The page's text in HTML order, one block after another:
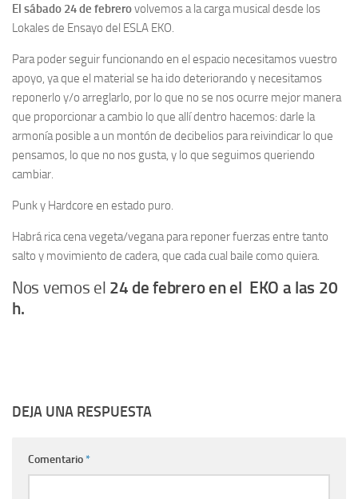
El sábado 24 de febrerovolvemos a la carga musical desde los
Lokales de Ensayo del ESLA EKO.
Para poder seguir funcionando en el espacio necesitamos vuestro
apoyo, ya que el material se ha ido deteriorando y necesitamos
reponerlo y/o arreglarlo, por lo que no se nos ocurre mejor manera
que proporcionar a cambio lo que allí dentro hacemos: darle la
armonía posible a un montón de decibelios para reivindicar lo que
pensamos, lo que no nos gusta, y lo que seguimos queriendo
cambiar.
Punk y Hardcore en estado puro.
Habrá rica cena vegeta/vegana para reponer fuerzas entre tanto
salto y movimiento de cadera, que cada cual baile como quiera.
Nos vemos el 24 de febrero en el EKO a las 20
h.
DEJA UNA RESPUESTA
Comentario*